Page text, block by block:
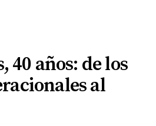
40 años: de los
al